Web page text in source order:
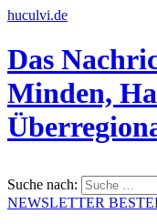
huculvi.de
Das
Minden,
Suche nach:
NEWSLETTER